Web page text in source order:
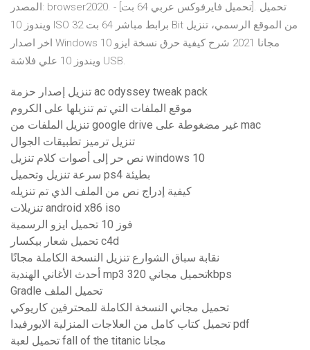
المصدر: browser2020. - [تحميل فايرفوكس عربي 64 بت]. تحميل
ويندوز 10 ISO برابط مباشر 64 بت 32 Bit من الموقع الرسمي، تنزيل
اخر اصدار Windows 10 مجانا 2021 شرح كيفية حرق نسخة ايزو
ويندوز 10 علي فلاشة USB.
تنزيل إصدار حزمة ac odyssey tweak pack
موقع الملفات التي تم تنزيلها على الكروم
تنزيل الملفات من google drive غير مضغوطة على mac
تنزيل ترميز تطبيقات الجوال
نص حر إلى أصوات كلام تنزيل windows 10
سرعة تنزيل وتحميل ps4 بطيئة
كيفية إدراج نص من الملف الذي تم تنزيله
تنزيلات android x86 iso
فوز 10 تحميل ايزو الرسمية
تحميل شعار بيكسار c4d
نقابة سباق الشوارع تنزيل النسخة الكاملة مجانًا
أحدث الأغاني الهندية mp3 تحميل مجاني 320kbps
Gradle تحميل الملف
تحميل مجاني النسخة الكاملة للمحترفين كاريوكي
تحميل كتاب كامل من العلاجات المنزلية الايورفيدا pdf
تحميل لعبة fall of the titanic مجانا